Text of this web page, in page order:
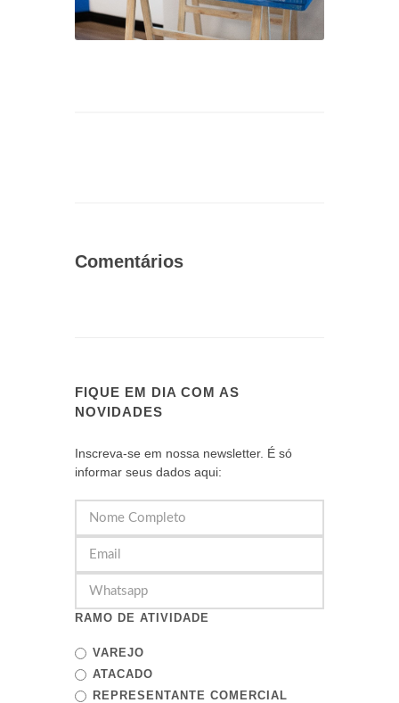
Comentários
FIQUE EM DIA COM AS
NOVIDADES
Inscreva-se em nossa newsletter. É só
informar seus dados aqui:
RAMO DE ATIVIDADE
VAREJO
ATACADO
REPRESENTANTE COMERCIAL